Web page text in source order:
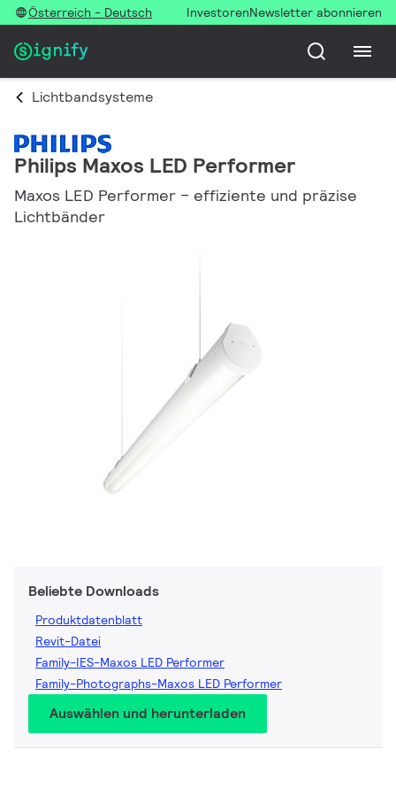
Österreich - Deutsch InvestorenNewsletter abonnieren
Lichtbandsysteme
Philips Maxos LED Performer
Maxos LED Performer – effiziente und präzise
Lichtbänder
Beliebte Downloads
Produktdatenblatt
Revit-Datei
Family-IES-Maxos LED Performer
Family-Photographs-Maxos LED Performer
Auswählen und herunterladen